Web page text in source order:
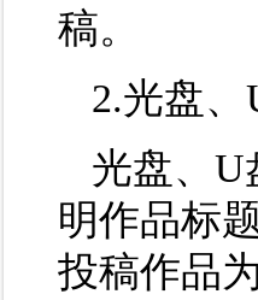
稿。
2.光盘、
光盘、U
明作品标
投稿作品